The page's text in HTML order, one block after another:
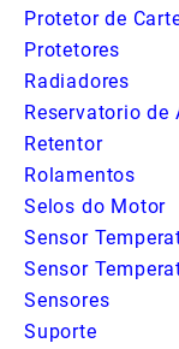
Protetor de
Protetores
Radiadores
Reservatorio de
Retentor
Rolamentos
Selos do Motor
Sensor
Sensor
Sensores
Suporte